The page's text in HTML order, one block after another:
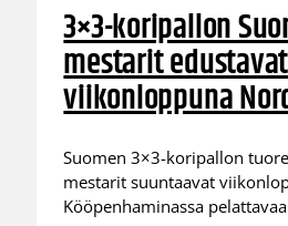
3×3-koripallon
mestarit
viikonloppuna
Suomen 3×3-koripallon
mestarit suuntaavat
Kööpenhaminassa